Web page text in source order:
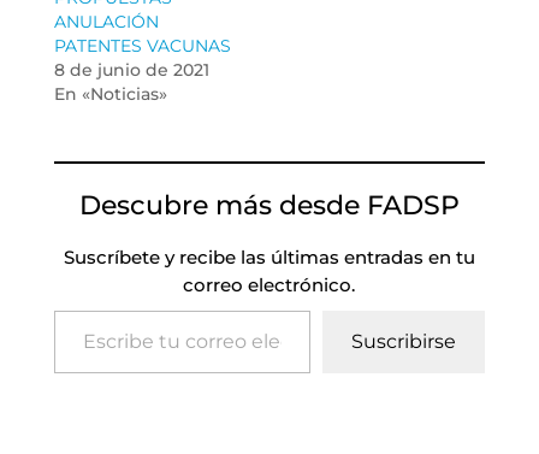
ANULACIÓN
PATENTES VACUNAS
8 de junio de 2021
En «Noticias»
Descubre más desde FADSP
Suscríbete y recibe las últimas entradas en tu
correo electrónico.
Escribe tu correo electrónico…
Suscribirse